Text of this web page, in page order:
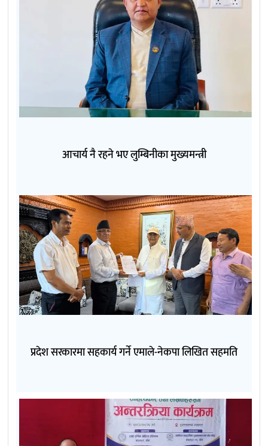
आचार्य नै रहने भए लुम्बिनीका मुख्यमन्त्री
प्रदेश सरकारमा सहकार्य गर्ने एमाले-नेकपा लिखित सहमति